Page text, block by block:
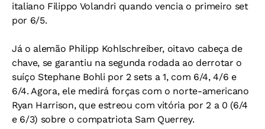
italiano Filippo Volandri quando vencia o primeiro set
por 6/5.
Já o alemão Philipp Kohlschreiber, oitavo cabeça de
chave, se garantiu na segunda rodada ao derrotar o
suíço Stephane Bohli por 2 sets a 1, com 6/4, 4/6 e
6/4. Agora, ele medirá forças com o norte-americano
Ryan Harrison, que estreou com vitória por 2 a 0 (6/4
e 6/3) sobre o compatriota Sam Querrey.